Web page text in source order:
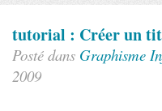
tutorial : Créer un
Posté dans Graphisme
2009